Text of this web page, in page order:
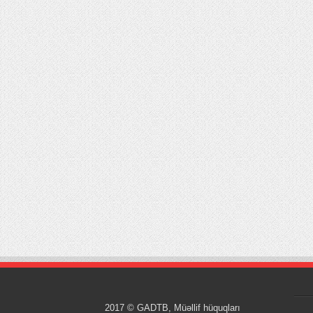
2017 © GADTB, Müəllif hüquqları